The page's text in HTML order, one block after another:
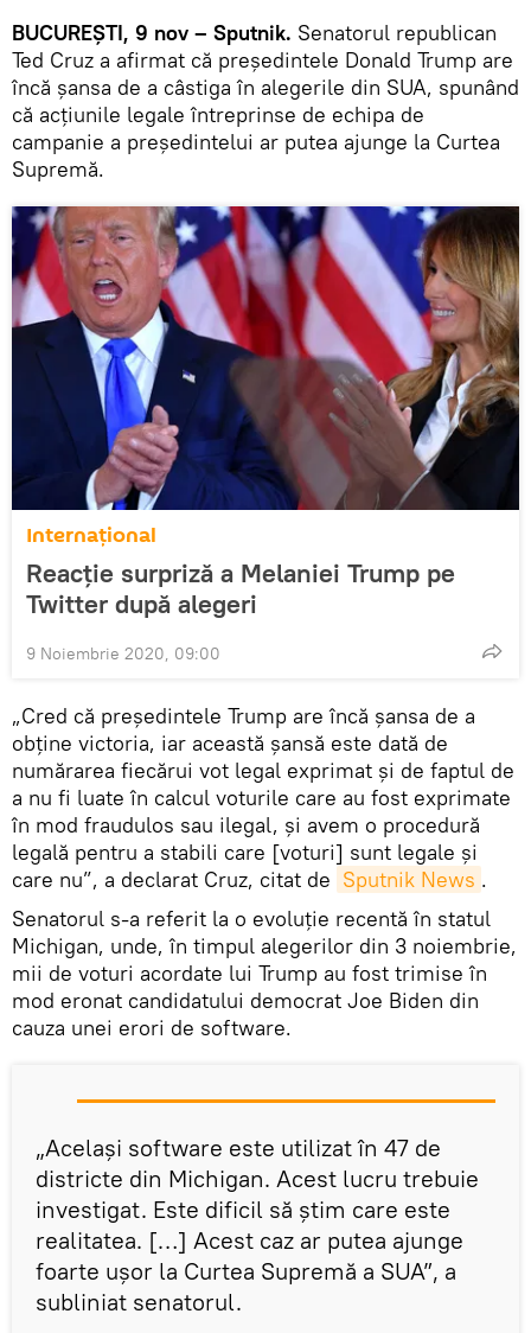
BUCUREŞTI, 9 nov – Sputnik. Senatorul republican
Ted Cruz a afirmat că președintele Donald Trump are
încă șansa de a câstiga în alegerile din SUA, spunând
că acțiunile legale întreprinse de echipa de
campanie a președintelui ar putea ajunge la Curtea
Supremă.
Internaţional
Reacție surpriză a Melaniei Trump pe
Twitter după alegeri
9 Noiembrie 2020, 09:00
„Cred că președintele Trump are încă şansa de a
obţine victoria, iar această şansă este dată de
numărarea fiecărui vot legal exprimat şi de faptul de
a nu fi luate în calcul voturile care au fost exprimate
în mod fraudulos sau ilegal, și avem o procedură
legală pentru a stabili care [voturi] sunt legale şi
care nu”, a declarat Cruz, citat de Sputnik News .
Senatorul s-a referit la o evoluție recentă în statul
Michigan, unde, în timpul alegerilor din 3 noiembrie,
mii de voturi acordate lui Trump au fost trimise în
mod eronat candidatului democrat Joe Biden din
cauza unei erori de software.
„Același software este utilizat în 47 de
districte din Michigan. Acest lucru trebuie
investigat. Este dificil să știm care este
realitatea. […] Acest caz ar putea ajunge
foarte ușor la Curtea Supremă a SUA”, a
subliniat senatorul.